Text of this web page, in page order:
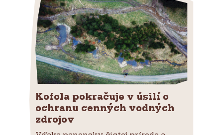
Kofola pokračuje v úsilí o
ochranu cenných vodných
zdrojov